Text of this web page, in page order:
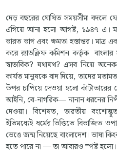
দেড় বছরের ঘোষিত সময়সীমা বদলে
এগিয়ে আনা হলো আগষ্ট, ১৯৪৭ এ।
ভারত ভাগ এবং ক্ষমতা হস্তান্তর। মাত্র
করে র‍্যাডক্লিফ কমিশন কর্তৃক বাংলার
স্বাভাবিক? যথাযথ? এসব নিয়ে
কার্যত মানুষকে বাদ দিয়ে, তাদের
উপর চাপিয়ে দেওয়া হলো কাঁটাতারের
আইনি, বে-নাগরিক— নানান ধরনের
দেওয়া। বিশেষত, ভারতীয়
ইতিমধ্যেই ধর্মের ভিত্তিতে বিভাজিত
ভেঙে জন্ম নিয়েছে বাংলাদেশ। ভাষা
হতে পারে না — তা আবারও স্পষ্ট হলো।